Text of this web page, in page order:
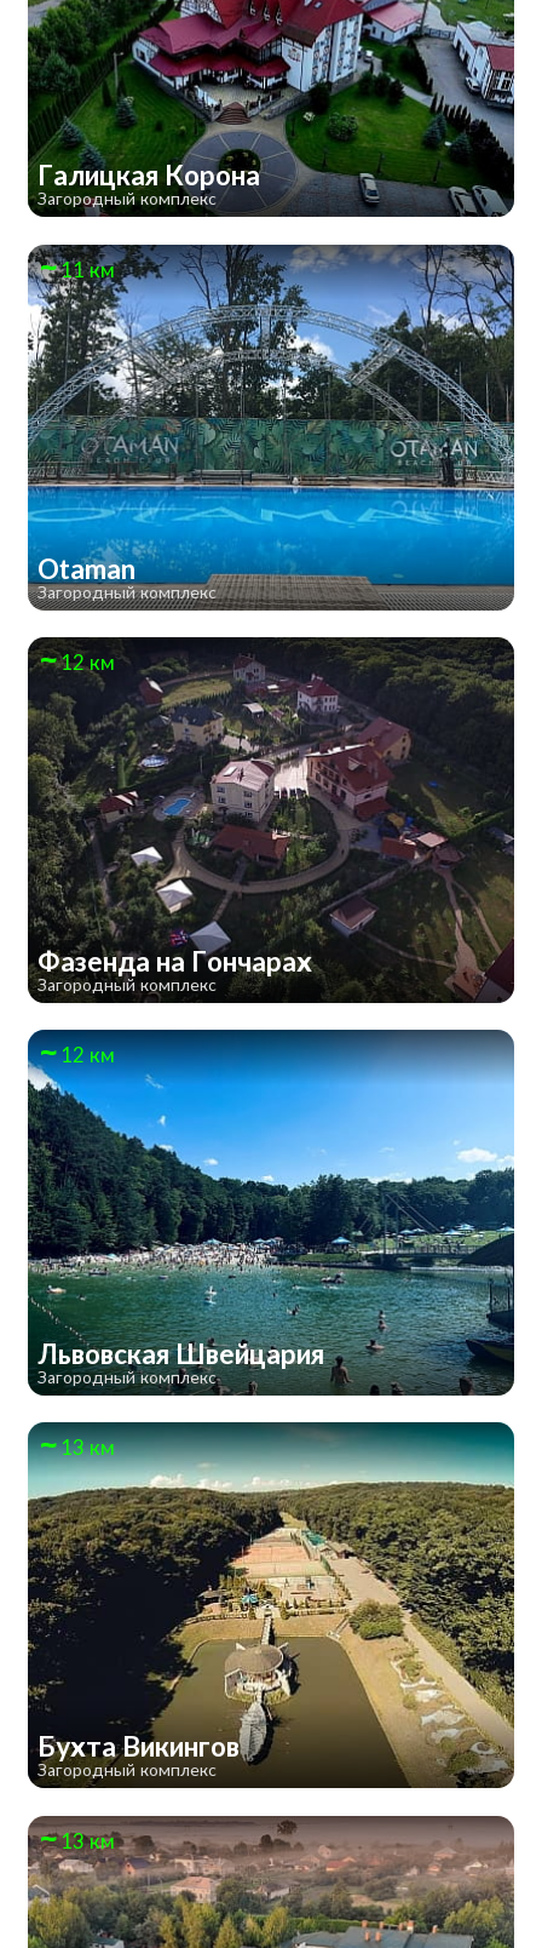
Галицкая Корона
Загородный комплекс
11 км
Otaman
Загородный комплекс
12 км
Фазенда на Гончарах
Загородный комплекс
12 км
Львовская Швейцария
Загородный комплекс
13 км
Бухта Викингов
Загородный комплекс
13 км